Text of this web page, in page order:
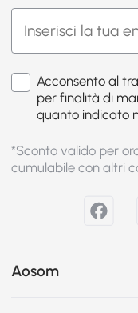
Acconsento al
per finalità di
quanto indicato
*Sconto valido per
cumulabile con altri
Aosom